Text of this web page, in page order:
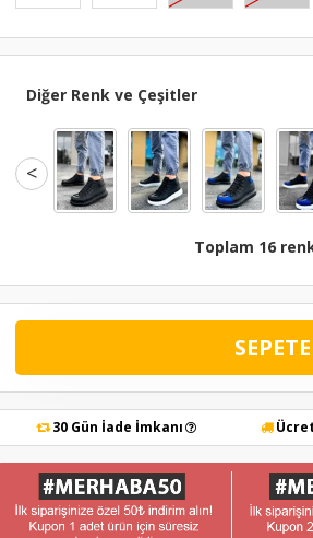
Diğer Renk ve Çeşitler
<
Toplam 16
30 Gün İade İmkanı